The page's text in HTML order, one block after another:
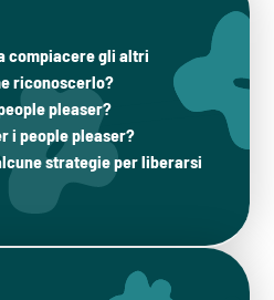
compiacere gli altri
riconoscerlo?
pleaser?
i people pleaser?
strategie per liberarsi